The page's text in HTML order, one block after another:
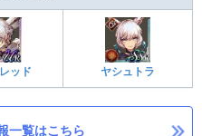
ッド ヤシュトラ
一覧はこちら